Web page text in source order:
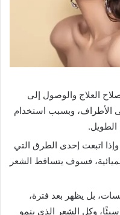
العلاج والوصول إلى
الأطراف، وبسبب استخدام
الطويل.
اتبعت إحدى الطرق التي
فسوف يتساقط الشعر
بل يظهر بعد فترة،
وكل الشعر الذي ينمو